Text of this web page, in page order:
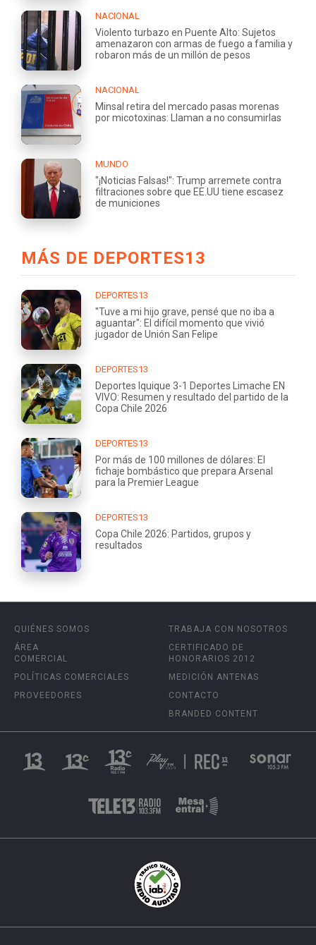
NACIONAL
Violento turbazo en Puente Alto: Sujetos
amenazaron con armas de fuego a familia y
robaron más de un millón de pesos
NACIONAL
Minsal retira del mercado pasas morenas
por micotoxinas: Llaman a no consumirlas
MUNDO
"¡Noticias Falsas!": Trump arremete contra
filtraciones sobre que EE.UU tiene escasez
de municiones
MÁS DE DEPORTES13
DEPORTES13
"Tuve a mi hijo grave, pensé que no iba a
aguantar": El difícil momento que vivió
jugador de Unión San Felipe
DEPORTES13
Deportes Iquique 3-1 Deportes Limache EN
VIVO: Resumen y resultado del partido de la
Copa Chile 2026
DEPORTES13
Por más de 100 millones de dólares: El
fichaje bombástico que prepara Arsenal
para la Premier League
DEPORTES13
Copa Chile 2026: Partidos, grupos y
resultados
QUIÉNES SOMOS
ÁREA
COMERCIAL
POLÍTICAS COMERCIALES
PROVEEDORES
TRABAJA CON NOSOTROS
CERTIFICADO DE
HONORARIOS 2012
MEDICIÓN ANTENAS
CONTACTO
BRANDED CONTENT